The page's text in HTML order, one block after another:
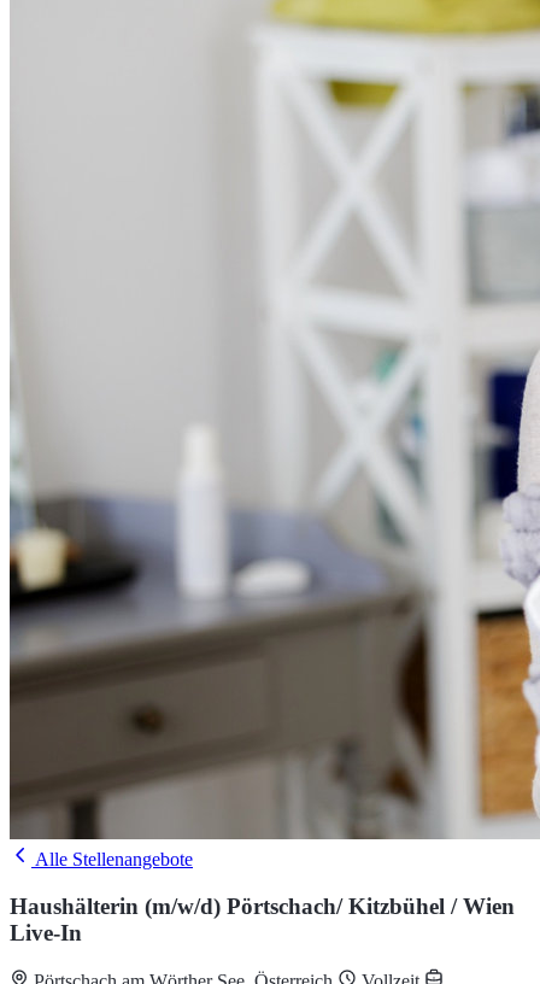
Alle Stellenangebote
Haushälterin (m/w/d) Pörtschach/ Kitzbühel / Wien
Live-In